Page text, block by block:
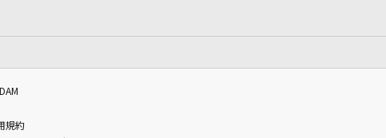
規約